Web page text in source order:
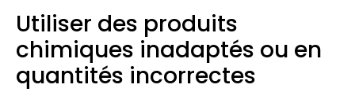
Utiliser des produits
chimiques inadaptés ou en
quantités incorrectes